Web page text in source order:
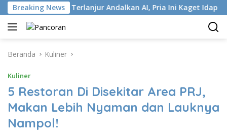
Langsung
ke
konten
Breaking NewsTerlanjur Andalkan AI, Pria Ini Kaget Idap Kanker
Beranda Kuliner
Kuliner
5 Restoran Di Disekitar Area PRJ,
Makan Lebih Nyaman dan Lauknya
Nampol!